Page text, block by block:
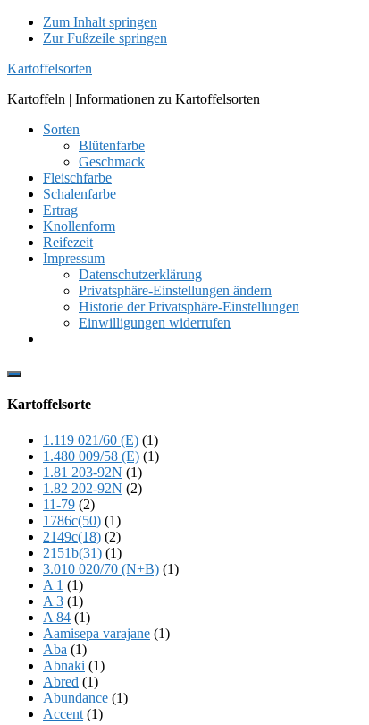
Zum Inhalt springen
Zur Fußzeile springen
Kartoffelsorten
Kartoffeln | Informationen zu Kartoffelsorten
Sorten
Blütenfarbe
Geschmack
Fleischfarbe
Schalenfarbe
Ertrag
Knollenform
Reifezeit
Impressum
Datenschutzerklärung
Privatsphäre-Einstellungen ändern
Historie der Privatsphäre-Einstellungen
Einwilligungen widerrufen
Show
Content
Kartoffelsorte
1.119 021/60 (E) (1)
1.480 009/58 (E) (1)
1.81 203-92N (1)
1.82 202-92N (2)
11-79 (2)
1786c(50) (1)
2149c(18) (2)
2151b(31) (1)
3.010 020/70 (N+B) (1)
A 1 (1)
A 3 (1)
A 84 (1)
Aamisepa varajane (1)
Aba (1)
Abnaki (1)
Abred (1)
Abundance (1)
Accent (1)